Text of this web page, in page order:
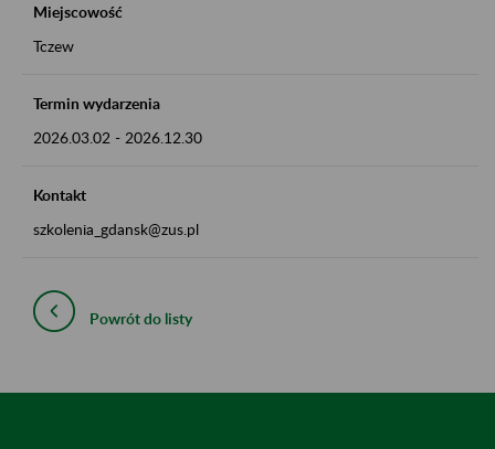
Miejscowość
Tczew
Termin wydarzenia
2026.03.02 - 2026.12.30
Kontakt
szkolenia_gdansk@zus.pl
Powrót do listy